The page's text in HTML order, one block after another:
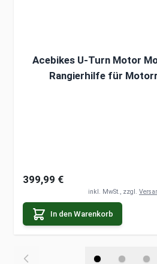
Acebikes U-Turn Motor
Rangierhilfe für
399,99 €
inkl. MwSt., zzgl.
In den Warenkorb